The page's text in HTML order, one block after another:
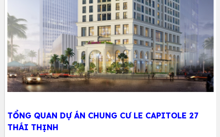
TỔNG QUAN DỰ ÁN CHUNG CƯ LE CAPITOLE 27
THÁI THỊNH